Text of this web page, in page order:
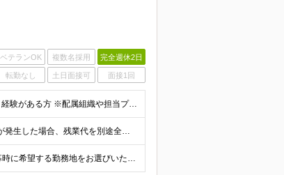
ベテランOK 複数名採用 完全週休2日
転勤なし 土日面接可 面接1回
■コーポレートITエンジニアポジションにおいて何らかの知識・経験がある方 ※配属組織や担当プロジェクトにより異なる場合がございます。
■想定年収 500万円～900万円 月給制 月給278,000円～ ※残業が発生した場合、残業代を別途全額支給します ※試用期間2ヶ月あり(待遇や給与に差異はありません)
下記いずれかの勤務地となります。 京都 または 東京 ※応募時に希望する勤務地をお選びいただけます。 【本社開発棟】 〒601-8502 京都市南区東九条南松田町2番地1 (変更の範囲)上記を除